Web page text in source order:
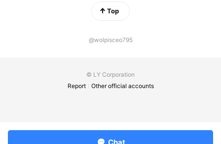
Top
@wolpisceo795
© LY Corporation
Report
Other official accounts
Chat